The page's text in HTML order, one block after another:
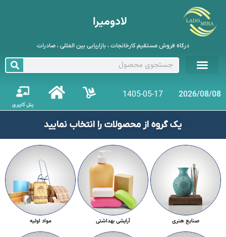
لادومیرا
درگاه فروش مستقیم کارخانجات ، بازاریابی بین المللی ، صادرات
2026/08/08
1405-05-17
پنل کاربری
یک گروه از محصولات را انتخاب نمایید
صنایع هنری آرایشی بهداشتی مواد اولیه